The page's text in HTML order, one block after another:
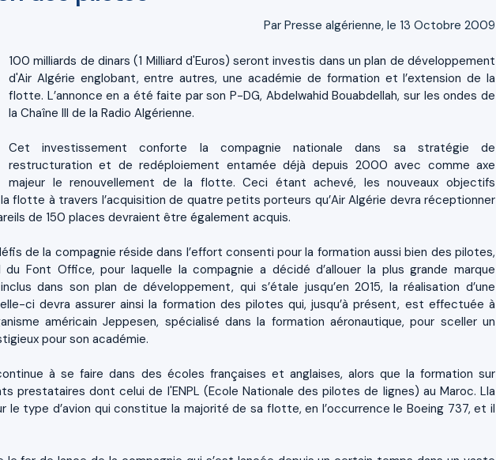
Par Presse algérienne, le 13 Octobre 2009
100 milliards de dinars (1 Milliard d'Euros) seront investis dans un plan de développement
d'Air Algérie englobant, entre autres, une académie de formation et l’extension de la
flotte. L’annonce en a été faite par son P-DG, Abdelwahid Bouabdellah, sur les ondes de
la Chaîne III de la Radio Algérienne.
Cet investissement conforte la compagnie nationale dans sa stratégie de
restructuration et de redéploiement entamée déjà depuis 2000 avec comme axe
majeur le renouvellement de la flotte. Ceci étant achevé, les nouveaux objectifs
flotte à travers l’acquisition de quatre petits porteurs qu’Air Algérie devra réceptionner
de 150 places devraient être également acquis.
de la compagnie réside dans l’effort consenti pour la formation aussi bien des pilotes,
Font Office, pour laquelle la compagnie a décidé d’allouer la plus grande marque
dans son plan de développement, qui s’étale jusqu’en 2015, la réalisation d’une
ci devra assurer ainsi la formation des pilotes qui, jusqu’à présent, est effectuée à
américain Jeppesen, spécialisé dans la formation aéronautique, pour sceller un
pour son académie.
à se faire dans des écoles françaises et anglaises, alors que la formation sur
prestataires dont celui de l'ENPL (Ecole Nationale des pilotes de lignes) au Maroc. Lla
le type d’avion qui constitue la majorité de sa flotte, en l’occurrence le Boeing 737, et il